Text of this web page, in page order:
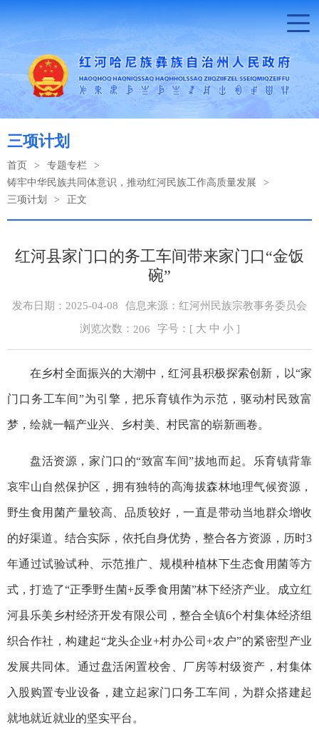
三项计划
首页 > 专题专栏
>
铸牢中华民族共同体意识，推动红河民族工作高质量发展
>
三项计划
> 正文
红河县家门口的务工车间带来家门口“金饭
碗”
发布日期：2025-04-08
信息来源：红河州民族宗教事务委员会
浏览次数： 206 字号：[ 大 中 小]
在乡村全面振兴的大潮中，红河县积极探索创新，以“家
门口务工车间”为引擎，把乐育镇作为示范，驱动村民致富
梦，绘就一幅产业兴、乡村美、村民富的崭新画卷。
盘活资源，家门口的“致富车间”拔地而起。乐育镇背靠
哀牢山自然保护区，拥有独特的高海拔森林地理气候资源，
野生食用菌产量较高、品质较好，一直是带动当地群众增收
的好渠道。结合实际，依托自身优势，整合各方资源，历时3
年通过试验试种、示范推广、规模种植林下生态食用菌等方
式，打造了“正季野生菌+反季食用菌”林下经济产业。成立红
河县乐美乡村经济开发有限公司，整合全镇6个村集体经济组
织合作社，构建起“龙头企业+村办公司+农户”的紧密型产业
发展共同体。通过盘活闲置校舍、厂房等村级资产，村集体
入股购置专业设备，建立起家门口务工车间，为群众搭建起
就地就近就业的坚实平台。